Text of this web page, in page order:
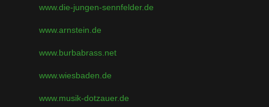
www.die-jungen-sennfelder.de
www.arnstein.de
www.burbabrass.net
www.wiesbaden.de
www.musik-dotzauer.de